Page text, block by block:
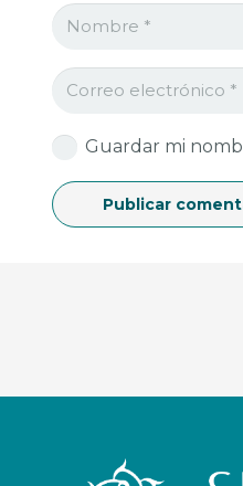
Guardar mi
Publicar